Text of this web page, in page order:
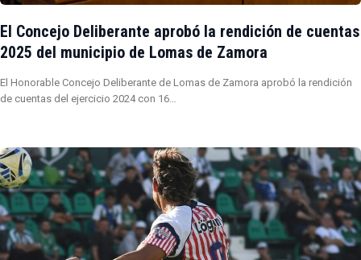
El Concejo Deliberante aprobó la rendición de cuentas
2025 del municipio de Lomas de Zamora
El Honorable Concejo Deliberante de Lomas de Zamora aprobó la rendición
de cuentas del ejercicio 2024 con 16…